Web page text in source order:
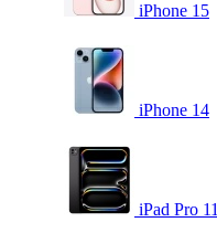
iPhone 15
iPhone 14
iPad Pro 11